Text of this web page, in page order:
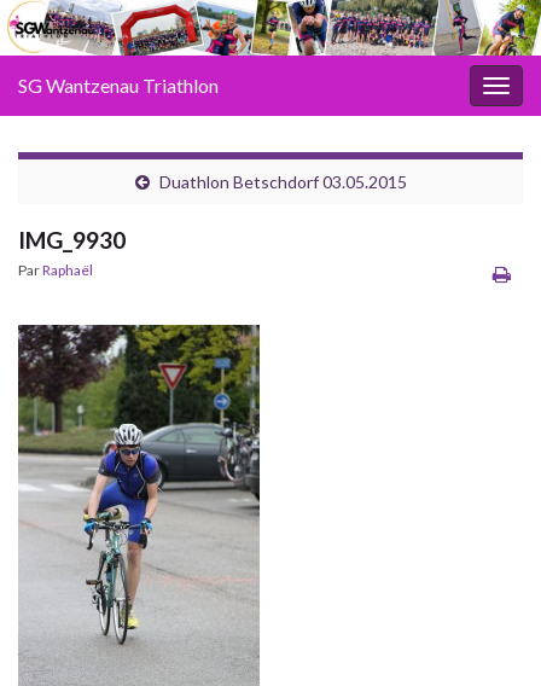
SG Wantzenau Triathlon
Duathlon Betschdorf 03.05.2015
IMG_9930
ParRaphaël